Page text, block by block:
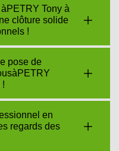
Tony à
clôture solide
!
pose de
!
en
regards des